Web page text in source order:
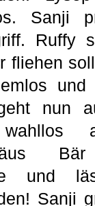
Sanji
Ruffy
fliehen
und
nun
wahllos
und
Sanji